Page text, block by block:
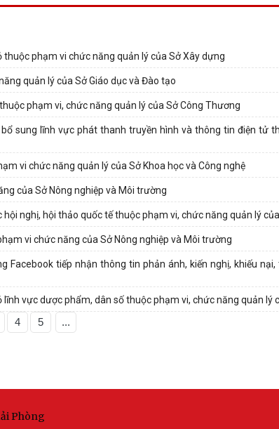
phạm vi chức năng quản lý của Sở Xây dựng
quản lý của Sở Giáo dục và Đào tạo
phạm vi, chức năng quản lý của Sở Công Thương
sung lĩnh vực phát thanh truyền hình và thông tin điện tử
vi chức năng quản lý của Sở Khoa học và Công nghệ
của Sở Nông nghiệp và Môi trường
nghị, hội thảo quốc tế thuộc phạm vi, chức năng quản lý
vi chức năng của Sở Nông nghiệp và Môi trường
Facebook tiếp nhận thông tin phản ánh, kiến nghị, khiếu
vực dược phẩm, dân số thuộc phạm vi, chức năng quản lý
4 5 ...
Phòng